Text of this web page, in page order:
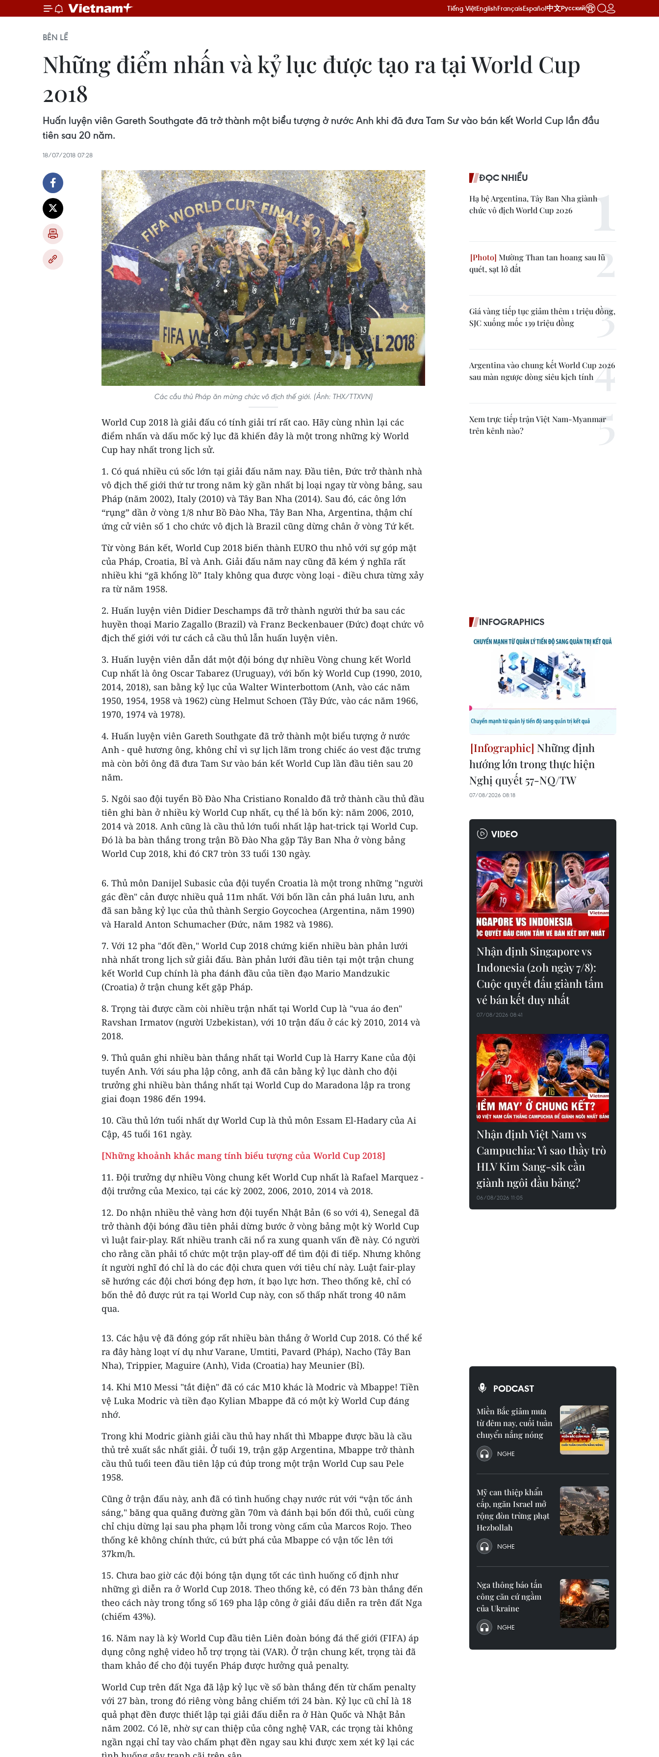
Tiếng ViệtEnglishFrançaisEspañol中文Русский
BÊN LỀ
Những điểm nhấn và kỷ lục được tạo ra tại World Cup
2018
Huấn luyện viên Gareth Southgate đã trở thành một biểu tượng ở nước Anh khi đã đưa Tam Sư vào bán kết World Cup lần đầu
tiên sau 20 năm.
18/07/2018 07:28
Các cầu thủ Pháp ăn mừng chức vô địch thế giới. (Ảnh: THX/TTXVN)
World Cup 2018 là giải đấu có tính giải trí rất cao. Hãy cùng nhìn lại các
điểm nhấn và dấu mốc kỷ lục đã khiến đây là một trong những kỳ World
Cup hay nhất trong lịch sử.
1. Có quá nhiều cú sốc lớn tại giải đấu năm nay. Đầu tiên, Đức trở thành nhà
vô địch thế giới thứ tư trong năm kỳ gần nhất bị loại ngay từ vòng bảng, sau
Pháp (năm 2002), Italy (2010) và Tây Ban Nha (2014). Sau đó, các ông lớn
“rụng” dần ở vòng 1/8 như Bồ Đào Nha, Tây Ban Nha, Argentina, thậm chí
ứng cử viên số 1 cho chức vô địch là Brazil cũng dừng chân ở vòng Tứ kết.
Từ vòng Bán kết, World Cup 2018 biến thành EURO thu nhỏ với sự góp mặt
của Pháp, Croatia, Bỉ và Anh. Giải đấu năm nay cũng đã kém ý nghĩa rất
nhiều khi “gã khổng lồ” Italy không qua được vòng loại - điều chưa từng xảy
ra từ năm 1958.
2. Huấn luyện viên Didier Deschamps đã trở thành người thứ ba sau các
huyền thoại Mario Zagallo (Brazil) và Franz Beckenbauer (Đức) đoạt chức vô
địch thế giới với tư cách cả cầu thủ lẫn huấn luyện viên.
3. Huấn luyện viên dẫn dắt một đội bóng dự nhiều Vòng chung kết World
Cup nhất là ông Oscar Tabarez (Uruguay), với bốn kỳ World Cup (1990, 2010,
2014, 2018), san bằng kỷ lục của Walter Winterbottom (Anh, vào các năm
1950, 1954, 1958 và 1962) cùng Helmut Schoen (Tây Đức, vào các năm 1966,
1970, 1974 và 1978).
4. Huấn luyện viên Gareth Southgate đã trở thành một biểu tượng ở nước
Anh - quê hương ông, không chỉ vì sự lịch lãm trong chiếc áo vest đặc trưng
mà còn bởi ông đã đưa Tam Sư vào bán kết World Cup lần đầu tiên sau 20
năm.
5. Ngôi sao đội tuyển Bồ Đào Nha Cristiano Ronaldo đã trở thành cầu thủ đầu
tiên ghi bàn ở nhiều kỳ World Cup nhất, cụ thể là bốn kỳ: năm 2006, 2010,
2014 và 2018. Anh cũng là cầu thủ lớn tuổi nhất lập hat-trick tại World Cup.
Đó là ba bàn thắng trong trận Bồ Đào Nha gặp Tây Ban Nha ở vòng bảng
World Cup 2018, khi đó CR7 tròn 33 tuổi 130 ngày.
6. Thủ môn Danijel Subasic của đội tuyển Croatia là một trong những "người
gác đền" cản được nhiều quả 11m nhất. Với bốn lần cản phá luân lưu, anh
đã san bằng kỷ lục của thủ thành Sergio Goycochea (Argentina, năm 1990)
và Harald Anton Schumacher (Đức, năm 1982 và 1986).
7. Với 12 pha "đốt đền," World Cup 2018 chứng kiến nhiều bàn phản lưới
nhà nhất trong lịch sử giải đấu. Bàn phản lưới đầu tiên tại một trận chung
kết World Cup chính là pha đánh đầu của tiền đạo Mario Mandzukic
(Croatia) ở trận chung kết gặp Pháp.
8. Trọng tài được cầm còi nhiều trận nhất tại World Cup là "vua áo đen"
Ravshan Irmatov (người Uzbekistan), với 10 trận đấu ở các kỳ 2010, 2014 và
2018.
9. Thủ quân ghi nhiều bàn thắng nhất tại World Cup là Harry Kane của đội
tuyển Anh. Với sáu pha lập công, anh đã cân bằng kỷ lục dành cho đội
trưởng ghi nhiều bàn thắng nhất tại World Cup do Maradona lập ra trong
giai đoạn 1986 đến 1994.
10. Cầu thủ lớn tuổi nhất dự World Cup là thủ môn Essam El-Hadary của Ai
Cập, 45 tuổi 161 ngày.
[Những khoảnh khắc mang tính biểu tượng của World Cup 2018]
11. Đội trưởng dự nhiều Vòng chung kết World Cup nhất là Rafael Marquez -
đội trưởng của Mexico, tại các kỳ 2002, 2006, 2010, 2014 và 2018.
12. Do nhận nhiều thẻ vàng hơn đội tuyển Nhật Bản (6 so với 4), Senegal đã
trở thành đội bóng đầu tiên phải dừng bước ở vòng bảng một kỳ World Cup
vì luật fair-play. Rất nhiều tranh cãi nổ ra xung quanh vấn đề này. Có người
cho rằng cần phải tổ chức một trận play-off để tìm đội đi tiếp. Nhưng không
ít người nghĩ đó chỉ là do các đội chưa quen với tiêu chí này. Luật fair-play
sẽ hướng các đội chơi bóng đẹp hơn, ít bạo lực hơn. Theo thống kê, chỉ có
bốn thẻ đỏ được rút ra tại World Cup này, con số thấp nhất trong 40 năm
qua.
13. Các hậu vệ đã đóng góp rất nhiều bàn thắng ở World Cup 2018. Có thể kể
ra đây hàng loạt ví dụ như Varane, Umtiti, Pavard (Pháp), Nacho (Tây Ban
Nha), Trippier, Maguire (Anh), Vida (Croatia) hay Meunier (Bỉ).
14. Khi M10 Messi "tắt điện" đã có các M10 khác là Modric và Mbappe! Tiền
vệ Luka Modric và tiền đạo Kylian Mbappe đã có một kỳ World Cup đáng
nhớ.
Trong khi Modric giành giải cầu thủ hay nhất thì Mbappe được bầu là cầu
thủ trẻ xuất sắc nhất giải. Ở tuổi 19, trận gặp Argentina, Mbappe trở thành
cầu thủ tuổi teen đầu tiên lập cú đúp trong một trận World Cup sau Pele
1958.
Cũng ở trận đấu này, anh đã có tình huống chạy nước rút với “vận tốc ánh
sáng," băng qua quãng đường gần 70m và đánh bại bốn đối thủ, cuối cùng
chỉ chịu dừng lại sau pha phạm lỗi trong vòng cấm của Marcos Rojo. Theo
thống kê không chính thức, cú bứt phá của Mbappe có vận tốc lên tới
37km/h.
15. Chưa bao giờ các đội bóng tận dụng tốt các tình huống cố định như
những gì diễn ra ở World Cup 2018. Theo thống kê, có đến 73 bàn thắng đến
theo cách này trong tổng số 169 pha lập công ở giải đấu diễn ra trên đất Nga
(chiếm 43%).
16. Năm nay là kỳ World Cup đầu tiên Liên đoàn bóng đá thế giới (FIFA) áp
dụng công nghệ video hỗ trợ trọng tài (VAR). Ở trận chung kết, trọng tài đã
tham khảo để cho đội tuyển Pháp được hưởng quả penalty.
World Cup trên đất Nga đã lập kỷ lục về số bàn thắng đến từ chấm penalty
với 27 bàn, trong đó riêng vòng bảng chiếm tới 24 bàn. Kỷ lục cũ chỉ là 18
quả phạt đền được thiết lập tại giải đấu diễn ra ở Hàn Quốc và Nhật Bản
năm 2002. Có lẽ, nhờ sự can thiệp của công nghệ VAR, các trọng tài không
ngần ngại chỉ tay vào chấm phạt đền ngay sau khi được xem xét kỹ lại các
ĐỌC NHIỀU
Hạ bệ Argentina, Tây Ban Nha giành
chức vô địch World Cup 2026
Mường Than tan hoang sau lũ
quét, sạt lở đất
Giá vàng tiếp tục giảm thêm 1 triệu đồng,
SJC xuống mốc 139 triệu đồng
Argentina vào chung kết World Cup 2026
sau màn ngược dòng siêu kịch tính
Xem trực tiếp trận Việt Nam-Myanmar
trên kênh nào?
INFOGRAPHICS
Những định
hướng lớn trong thực hiện
Nghị quyết 57-NQ/TW
07/08/2026 08:18
VIDEO
Nhận định Singapore vs
Indonesia (20h ngày 7/8):
Cuộc quyết đấu giành tấm
vé bán kết duy nhất
07/08/2026 08:41
Nhận định Việt Nam vs
Campuchia: Vì sao thầy trò
HLV Kim Sang-sik cần
giành ngôi đầu bảng?
06/08/2026 11:05
PODCAST
Miền Bắc giảm mưa
từ đêm nay, cuối tuần
chuyển nắng nóng
NGHE
Mỹ can thiệp khẩn
cấp, ngăn Israel mở
rộng đòn trừng phạt
Hezbollah
NGHE
Nga thông báo tấn
công căn cứ ngầm
của Ukraine
NGHE